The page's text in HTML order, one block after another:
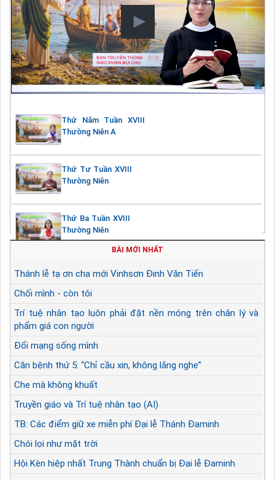
Thứ Năm Tuần XVIII
Thường Niên A
Thứ Tư Tuần XVIII
Thường Niên
Thứ Ba Tuần XVIII
Thường Niên
BÀI MỚI NHẤT
Thánh lễ tạ ơn cha mới Vinhsơn Đinh Văn Tiến
Chối mình - còn tôi
Trí tuệ nhân tạo luôn phải đặt nền móng trên chân lý và
phẩm giá con người
Đổi mạng sống mình
Căn bệnh thứ 5: “Chỉ cầu xin, không lắng nghe”
Che mà không khuất
Truyền giáo và Trí tuệ nhân tạo (AI)
TB: Các điểm giữ xe miễn phí Đại lễ Thánh Đaminh
Chói lọi như mặt trời
Hội Kèn hiệp nhất Trung Thành chuẩn bị Đại lễ Đaminh